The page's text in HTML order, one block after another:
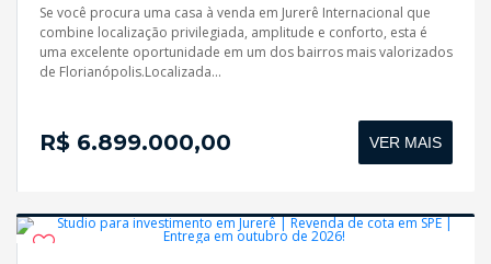
Se você procura uma casa à venda em Jurerê Internacional que
combine localização privilegiada, amplitude e conforto, esta é
uma excelente oportunidade em um dos bairros mais valorizados
de Florianópolis.Localizada...
R$ 6.899.000,00 VER MAIS